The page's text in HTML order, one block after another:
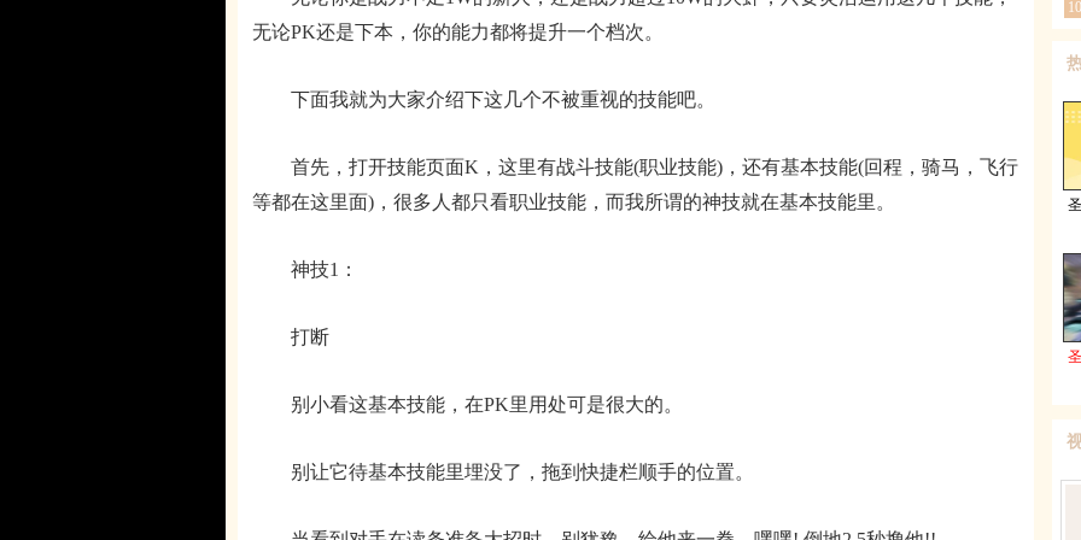
10
无论PK还是下本，你的能力都将提升一个档次。
下面我就为大家介绍下这几个不被重视的技能吧。
首先，打开技能页面K，这里有战斗技能(职业技能)，还有基本技能(回程，骑马，飞行
等都在这里面)，很多人都只看职业技能，而我所谓的神技就在基本技能里。
神技1：
打断
别小看这基本技能，在PK里用处可是很大的。
别让它待基本技能里埋没了，拖到快捷栏顺手的位置。